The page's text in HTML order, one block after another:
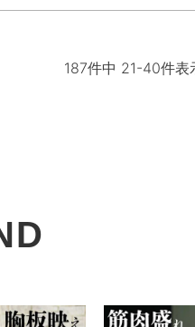
187件中 21-40件表